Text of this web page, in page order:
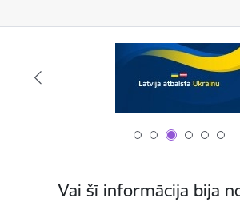
Vai šī informācija bija